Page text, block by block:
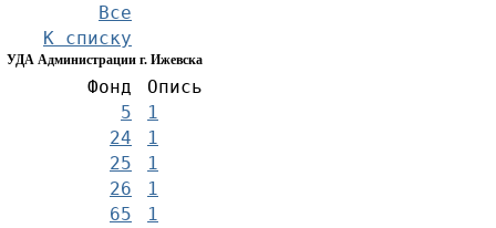
Все
К списку
УДА Администрации г. Ижевска
Фонд
Опись
5
1
24
1
25
1
26
1
65
1